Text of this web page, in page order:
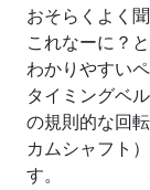
おそらくよく
これなーに？
わかりやすい
タイミングベ
の規則的な回
カムシャフト
す。